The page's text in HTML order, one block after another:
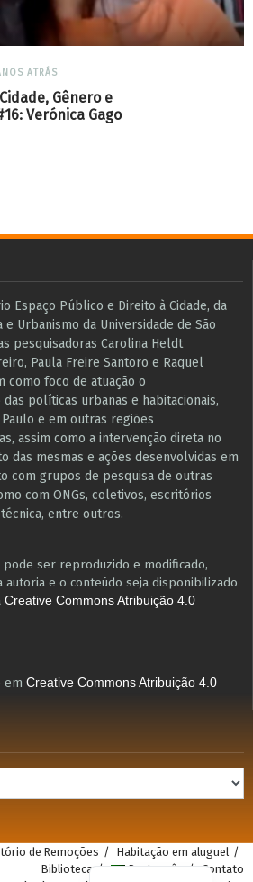
ATRÁS
Gênero e
Verónica Gago
Espaço Público e Direito à Cidade, da
Urbanismo da Universidade de São
pesquisadoras Carolina Heldt
Paula Freire Santoro e Raquel
como foco de atuação o
políticas urbanas e habitacionais,
e ​em outras regiões
assim como a intervenção direta no
das mesmas e ações desenvolvidas em
com grupos de pesquisa ​de outras
com ONGs, coletivos, escritórios
entre outros​.
ser reproduzido e modificado,
autoria e o conteúdo seja disponibilizado
Creative Commons Atribuição 4.0
em Creative Commons Atribuição 4.0
de Remoções
Habitação em aluguel
Biblioteca
Português Contato